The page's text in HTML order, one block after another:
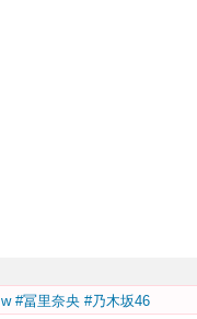
#冨里奈央 #乃木坂46